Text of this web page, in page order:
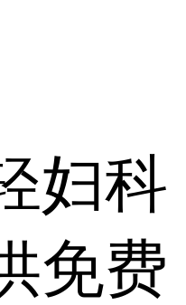
妇科
免费